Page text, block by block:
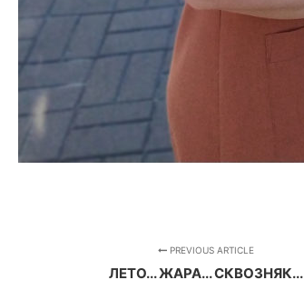
PREVIOUS ARTICLE
ЛЕТО... ЖАРА... СКВОЗНЯК...